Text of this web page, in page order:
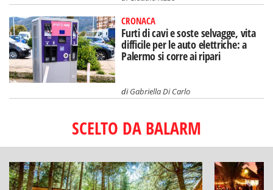
CRONACA
Furti di cavi e soste selvagge, vita
difficile per le auto elettriche: a
Palermo si corre ai ripari
diGabriella Di Carlo
SCELTO DA BALARM